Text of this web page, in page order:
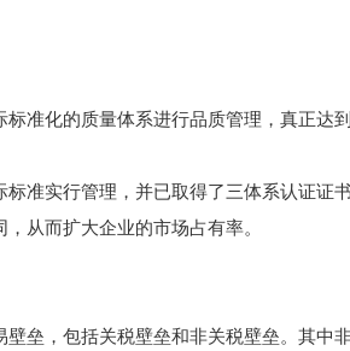
准化的质量体系进行品质管理，真正
准实行管理，并已取得了三体系认证
从而扩大企业的市场占有率。
垒，包括关税壁垒和非关税壁垒。其